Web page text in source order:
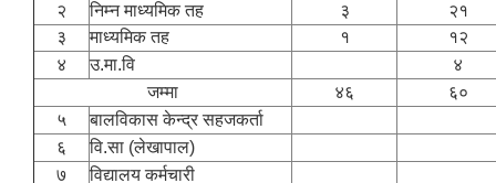
२
निम्न माध्यमिक तह ३
२१
३
माध्यमिक तह १
१२
४
उ.मा.वि
४
जम्मा
४६
६०
५
बालविकास केन्द्र सहजकर्ता
६
वि.सा (लेखापाल)
७
विद्यालय कर्मचारी